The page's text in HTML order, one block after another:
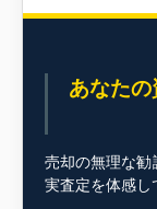
あなた
売却の無理な
実査定を体感し